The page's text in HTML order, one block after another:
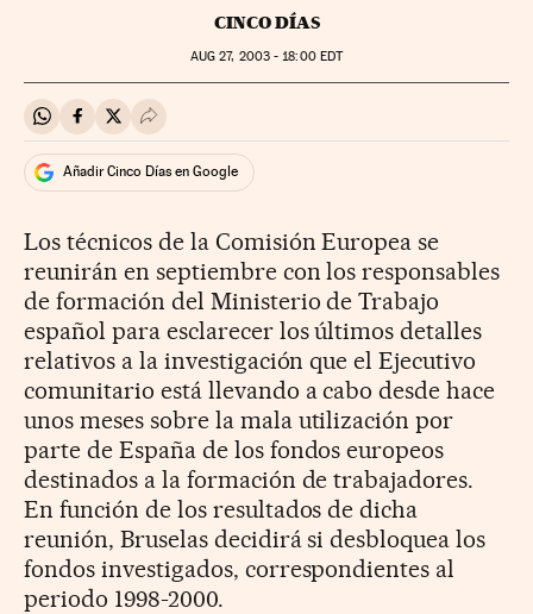
CINCO DÍAS
AUG 27, 2003 - 18:00EDT
Compartir en Whatsapp
Compartir en Facebook
Compartir en Twitter
Desplegar Redes Sociales
Añadir Cinco Días en Google
Los técnicos de la Comisión Europea se
reunirán en septiembre con los responsables
de formación del Ministerio de Trabajo
español para esclarecer los últimos detalles
relativos a la investigación que el Ejecutivo
comunitario está llevando a cabo desde hace
unos meses sobre la mala utilización por
parte de España de los fondos europeos
destinados a la formación de trabajadores.
En función de los resultados de dicha
reunión, Bruselas decidirá si desbloquea los
fondos investigados, correspondientes al
periodo 1998-2000.